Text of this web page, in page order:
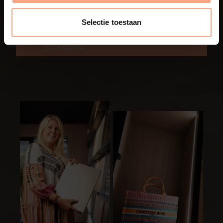
Selectie toestaan
Ja, ik wil mijn meubels laten
ontwerpen